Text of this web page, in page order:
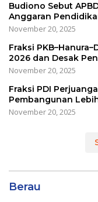
Budiono Sebut
Anggaran
November 20, 2025
Fraksi
2026 dan Desak
November 20, 2025
Fraksi PDI
Pembangunan
November 20, 2025
Berau